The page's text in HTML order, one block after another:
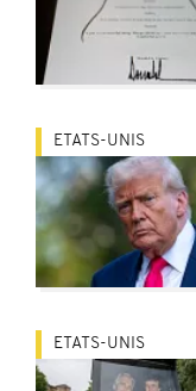
ETATS-UNIS
ETATS-UNIS